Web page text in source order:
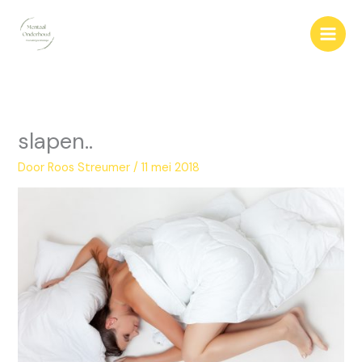
naar
slapen..
DoorRoos Streumer/11 mei 2018